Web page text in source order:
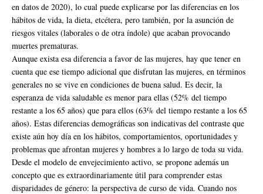
en datos de 2020), lo cual puede explicarse por las diferencias en los
hábitos de vida, la dieta, etcétera, pero también, por la asunción de
riesgos vitales (laborales o de otra índole) que acaban provocando
muertes prematuras.
Aunque exista esa diferencia a favor de las mujeres, hay que tener en
cuenta que ese tiempo adicional que disfrutan las mujeres, en términos
generales no se vive en condiciones de buena salud. Es decir, la
esperanza de vida saludable es menor para ellas (52% del tiempo
restante a los 65 años) que para ellos (63% del tiempo restante a los 65
años). Estas diferencias demográficas son indicativas del contraste que
existe aún hoy día en los hábitos, comportamientos, oportunidades y
problemas que afrontan mujeres y hombres a lo largo de toda su vida.
Desde el modelo de envejecimiento activo, se propone además un
concepto que es extraordinariamente útil para comprender estas
disparidades de género: la perspectiva de curso de vida. Cuando nos